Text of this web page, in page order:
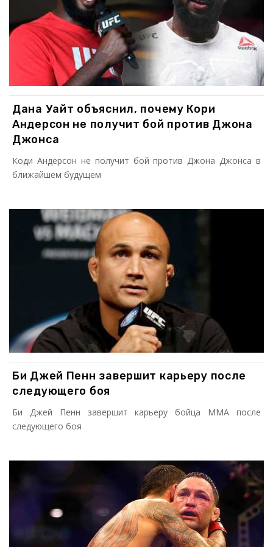
Дана Уайт объяснил, почему Кори
Андерсон не получит бой против Джона
Джонса
Коди Андерсон не получит бой против Джона Джонса в
ближайшем будущем
Би Джей Пенн завершит карьеру после
следующего боя
Би Джей Пенн завершит карьеру бойца ММА после
следующего боя